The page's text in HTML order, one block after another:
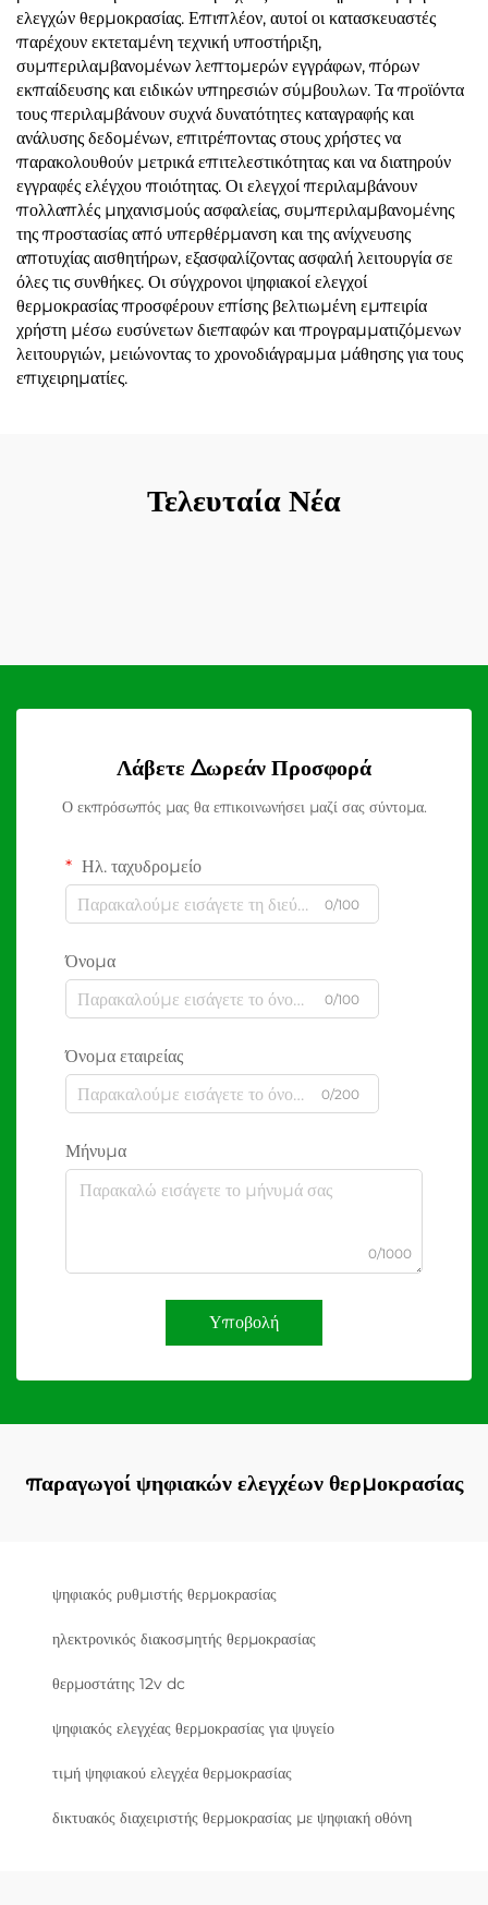
ελεγχών θερμοκρασίας. Επιπλέον, αυτοί οι κατασκευαστές
παρέχουν εκτεταμένη τεχνική υποστήριξη,
συμπεριλαμβανομένων λεπτομερών εγγράφων, πόρων
εκπαίδευσης και ειδικών υπηρεσιών σύμβουλων. Τα προϊόντα
τους περιλαμβάνουν συχνά δυνατότητες καταγραφής και
ανάλυσης δεδομένων, επιτρέποντας στους χρήστες να
παρακολουθούν μετρικά επιτελεστικότητας και να διατηρούν
εγγραφές ελέγχου ποιότητας. Οι ελεγχοί περιλαμβάνουν
πολλαπλές μηχανισμούς ασφαλείας, συμπεριλαμβανομένης
της προστασίας από υπερθέρμανση και της ανίχνευσης
αποτυχίας αισθητήρων, εξασφαλίζοντας ασφαλή λειτουργία σε
όλες τις συνθήκες. Οι σύγχρονοι ψηφιακοί ελεγχοί
θερμοκρασίας προσφέρουν επίσης βελτιωμένη εμπειρία
χρήστη μέσω ευσύνετων διεπαφών και προγραμματιζόμενων
λειτουργιών, μειώνοντας το χρονοδιάγραμμα μάθησης για τους
επιχειρηματίες.
Τελευταία Νέα
Λάβετε Δωρεάν Προσφορά
Ο εκπρόσωπός μας θα επικοινωνήσει μαζί σας σύντομα.
Ηλ. ταχυδρομείο
0/100
Όνομα
0/100
Όνομα εταιρείας
0/200
Μήνυμα
0/1000
Υποβολή
παραγωγοί ψηφιακών ελεγχέων θερμοκρασίας
ψηφιακός ρυθμιστής θερμοκρασίας
ηλεκτρονικός διακοσμητής θερμοκρασίας
θερμοστάτης 12v dc
ψηφιακός ελεγχέας θερμοκρασίας για ψυγείο
τιμή ψηφιακού ελεγχέα θερμοκρασίας
δικτυακός διαχειριστής θερμοκρασίας με ψηφιακή οθόνη